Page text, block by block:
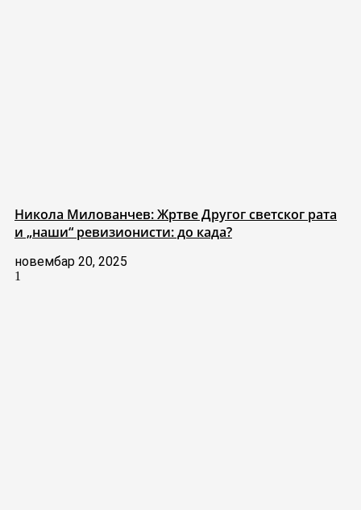
Никола Милованчев: Жртве Другог светског рата
и „наши“ ревизионисти: до када?
новембар 20, 2025